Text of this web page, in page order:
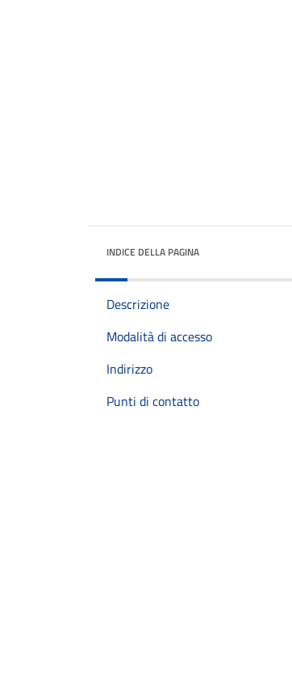
INDICE DELLA PAGINA
Descrizione
Modalità di accesso
Indirizzo
Punti di contatto